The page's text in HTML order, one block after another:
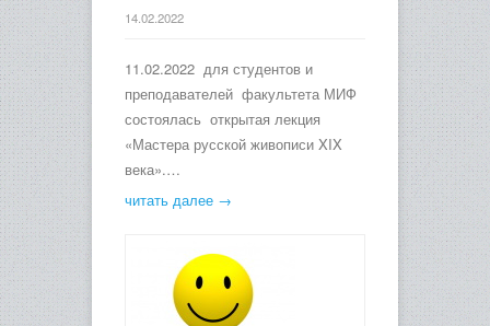
14.02.2022
11.02.2022 для студентов и
преподавателей факультета МИФ
состоялась открытая лекция
«Мастера русской живописи XIX
века».…
читать далее →